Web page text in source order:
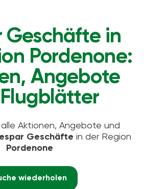
Geschäfte in
Pordenone:
Angebote
alle Aktionen, Angebote und
Geschäfte in der Region
Pordenone
wiederholen